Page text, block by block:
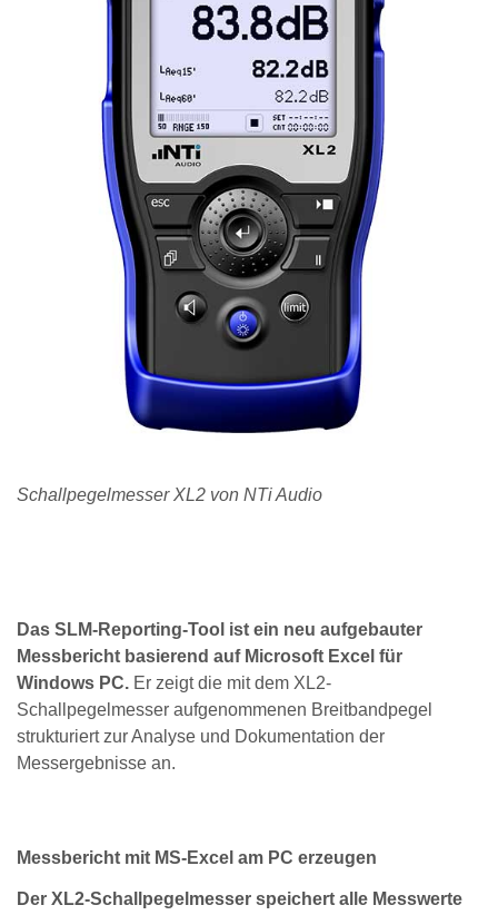
Schallpegelmesser XL2 von NTi Audio
Das SLM-Reporting-Tool ist ein neu aufgebauter
Messbericht basierend auf Microsoft Excel für
Windows PC. Er zeigt die mit dem XL2-
Schallpegelmesser aufgenommenen Breitbandpegel
strukturiert zur Analyse und Dokumentation der
Messergebnisse an.
Messbericht mit MS-Excel am PC erzeugen
Der XL2-Schallpegelmesser speichert alle Messwerte